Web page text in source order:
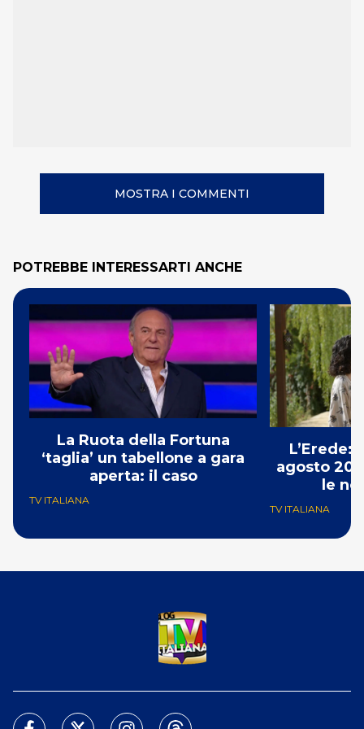
MOSTRA I COMMENTI
POTREBBE INTERESSARTI ANCHE
La Ruota della Fortuna
‘taglia’ un tabellone a gara
aperta: il caso
TV ITALIANA
L’Erede:
agosto
le
TV ITALIANA